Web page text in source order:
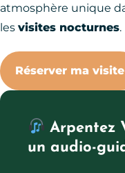
atmosphère unique
les visites nocturnes.
Réserver ma visite
Arpentez
un audio-